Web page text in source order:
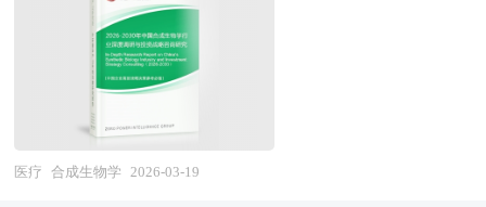
展研究中心、国家海关总署、全国商业信息中心、
中国经济景气监测中心、中国行业研究网、全国及
海外相关报刊杂志的基础信息以及大健康行业研究
单位等公布和提供的大量资料。报告对我国大健康
行业的供需状况、发展现状、子行业发展变化等进
行了分析，重点分析了国内外大健康行业的发展现
力，通过共享资源的、克服外部负效应，带动关联
产业的发展，从而有效地推动产业集群的形成。产
业园区所具有的性质和特征决定了产业集群最终方
向，形成产业园区和产业集群的良性互动，是区域
经济增长的重要途径。在产业集群的指导下，推进
抗、精准用药、宠物医疗等新兴领域延伸。 当
前，中国兽药产业正处于减量增效与结构优化的关
键转型期。经过多年的发展积累，我国已成为全球
最大的兽药生产国与消费国，产业规模持续扩大，
疫苗与原料药产能全球领先，部分企业在基因工程
疫苗、悬浮培养技术等方面取得突破，新版兽药
合成难以制备或成本过高的高价值物质，为解决能
源、材料、健康、环境等领域的重大挑战提供创新
性解决方案。从产业范畴来看，合成生物学行业涵
盖上游使能技术（基因合成与测序、基因编辑、生
物信息学、自动化实验平台），中游平台能力建设
（菌株设计构建、高通量筛选、发酵工艺开发、分
医疗 合成生物学 2026-03-19